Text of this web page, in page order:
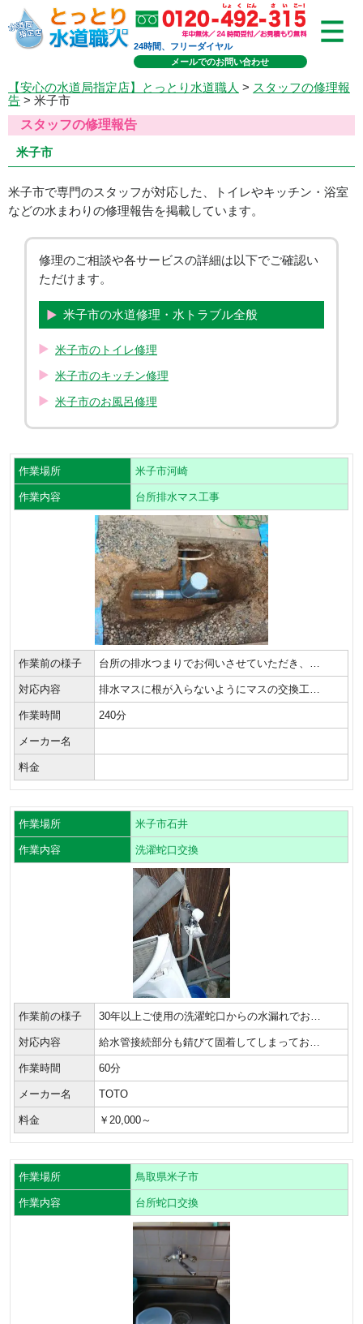
24時間、フリーダイヤル
メールでのお問い合わせ
【安心の水道局指定店】とっとり水道職人 > スタッフの修理報
告 > 米子市
スタッフの修理報告
米子市
米子市で専門のスタッフが対応した、トイレやキッチン・浴室
などの水まわりの修理報告を掲載しています。
修理のご相談や各サービスの詳細は以下でご確認い
ただけます。
米子市の水道修理・水トラブル全般
米子市のトイレ修理
米子市のキッチン修理
米子市のお風呂修理
作業場所 米子市河崎
作業内容 台所排水マス工事
作業前の様子 台所の排水つまりでお伺いさせていただき、…
対応内容 排水マスに根が入らないようにマスの交換工…
作業時間 240分
メーカー名
料金
作業場所 米子市石井
作業内容 洗濯蛇口交換
作業前の様子 30年以上ご使用の洗濯蛇口からの水漏れでお…
対応内容 給水管接続部分も錆びて固着してしまってお…
作業時間 60分
メーカー名 TOTO
料金 ￥20,000～
作業場所 鳥取県米子市
作業内容 台所蛇口交換